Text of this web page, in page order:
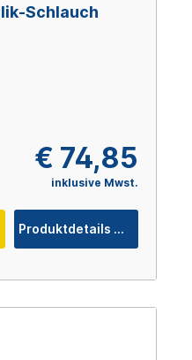
Schlauch
€ 74,85
inklusive Mwst.
Produktdetails